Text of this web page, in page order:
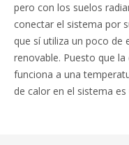
pero con los suelos
conectar el sistema por
que sí utiliza un poco de
renovable. Puesto que
funciona a una
de calor en el sistema